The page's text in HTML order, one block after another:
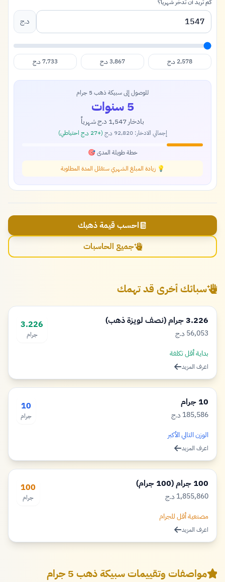
كم تريد أن تدخر شهرياً؟
د.ج
2,578 د.ج 3,867 د.ج 7,733 د.ج
للوصول إلى سبيكة ذهب 5 جرام
5 سنوات
بادخار 1,547 د.جشهرياً
إجمالي الادخار:92,820 د.ج (+
27 د.ج احتياطي)
خطة طويلة المدى 🎯
💡 زيادة المبلغ الشهري ستقلل المدة المطلوبة
احسب قيمة ذهبك
جميع الحاسبات
سبائك أخرى قد تهمك
3.226 جرام (نصف لويزة ذهب)
56,053 دينار
د.ج
3.226
جرام
بداية أقل تكلفة
اعرف المزيد
10 جرام
185,586 دينار
د.ج
10
جرام
الوزن التالي الأكبر
اعرف المزيد
100 جرام (100 جرام)
1,855,860 دينار
د.ج
100
جرام
مصنعية أقل للجرام
اعرف المزيد
مواصفات وتقييمات سبيكة ذهب 5 جرام